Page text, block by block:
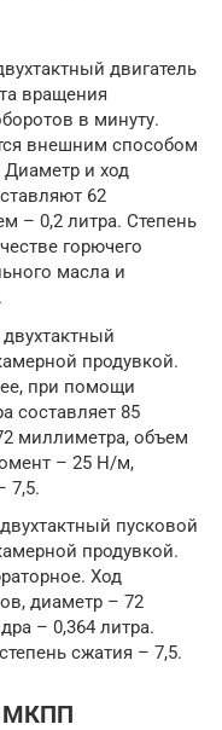
двигатель
вращения
в минуту.
внешним способом
и ход
62
– 0,2 литра. Степень
горючего
масла и
продувкой.
при помощи
составляет 85
миллиметра, объем
– 25 Н/м,
7,5.
пусковой
продувкой.
Ход
диаметр – 72
– 0,364 литра.
сжатия – 7,5.
МКПП